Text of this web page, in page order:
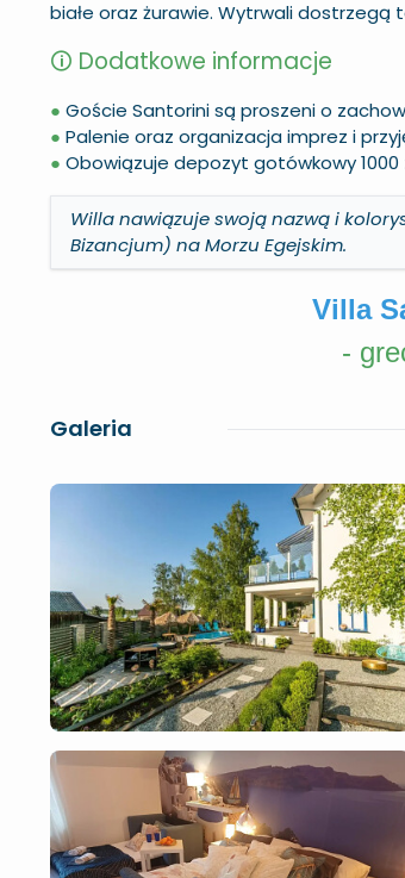
białe oraz żurawie. Wytrwali dostrzegą
🛈 Dodatkowe informacje
● Goście Santorini są proszeni o
● Palenie oraz organizacja imprez i
● Obowiązuje depozyt gotówkowy 1000
Willa nawiązuje swoją nazwą i
Bizancjum) na Morzu Egejskim.
Villa
-
Galeria